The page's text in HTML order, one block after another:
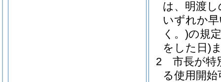
は、明渡
いずれか
く。)の規
をした日)
2
市長が特
る使用開